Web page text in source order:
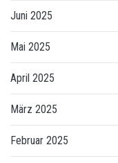
Juni 2025
Mai 2025
April 2025
März 2025
Februar 2025